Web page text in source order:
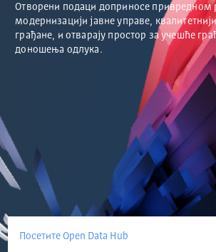
Отворени подаци доприносе привредном
модернизацији јавне управе,
грађане, и отварају простор за учешће
доношења одлука.
Посетите Open Data Hub